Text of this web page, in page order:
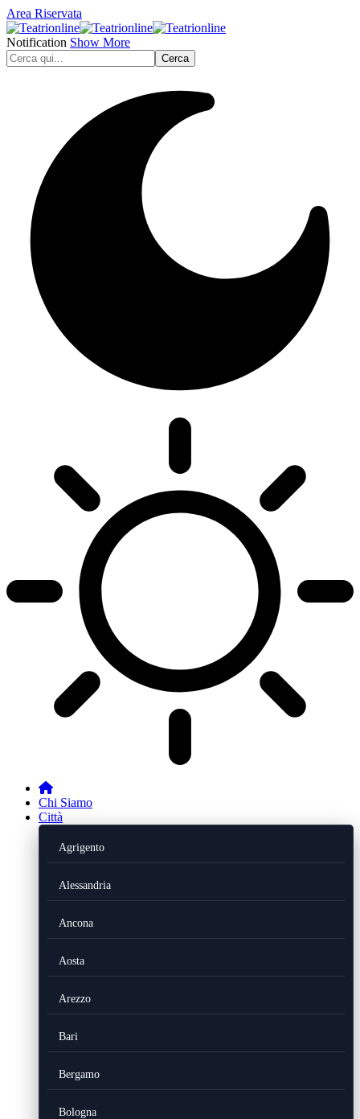
Area Riservata
Notification Show More
Chi Siamo
Città
Agrigento
Alessandria
Ancona
Aosta
Arezzo
Bari
Bergamo
Bologna